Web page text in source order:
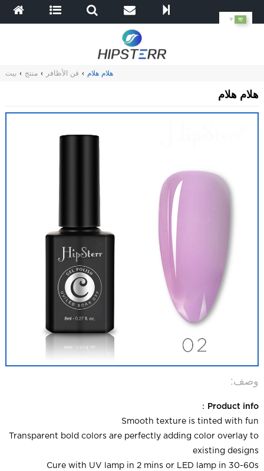
بيت › منتج › فن الأظافر › هلام هلام
هلام هلام
وصف:
Product info：
Smooth texture is tinted with fun
Transparent bold colors are perfectly adding color overlay to
existing designs
Cure with UV lamp in 2 mins or LED lamp in 30-60s
▼